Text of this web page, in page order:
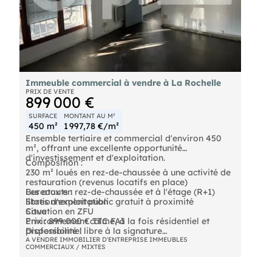
complet et visites sur demande. Les honoraires
d'agence sont à la charge de l'acquéreur, soit
5,00% TTC du prix hors honoraires.
Les informations sur les risques auxquels ce bien
est exposé sont disponibles sur le site Géorisques :
georisques. gouv. fr.
() Entrepreneur Individuel - Réf.931582
Immeuble commercial à vendre à La Rochelle
PRIX DE VENTE
899 000 €
SURFACE
450 m²
MONTANT AU M²
1 997,78 €/m²
Ensemble tertiaire et commercial d'environ 450
m², offrant une excellente opportunité
d'investissement et d'exploitation.
Composition :
230 m² loués en rez-de-chaussée à une activité de
restauration (revenus locatifs en place)
Bureaux en rez-de-chaussée et à l'étage (R+1)
libres d'exploitation
Cave
Les atouts :
Stationnement public gratuit à proximité
Situation en ZFU
Environnement calme, à la fois résidentiel et
professionnel
Commerces et services à proximité immédiate
Idéal pour professions libérales ou projet mixte
Prix : 899 000 € TTC FAI
Disponibilité : libre à la signature
A VENDRE IMMOBILIER D'ENTREPRISE IMMEUBLES
COMMERCIAUX / MIXTES